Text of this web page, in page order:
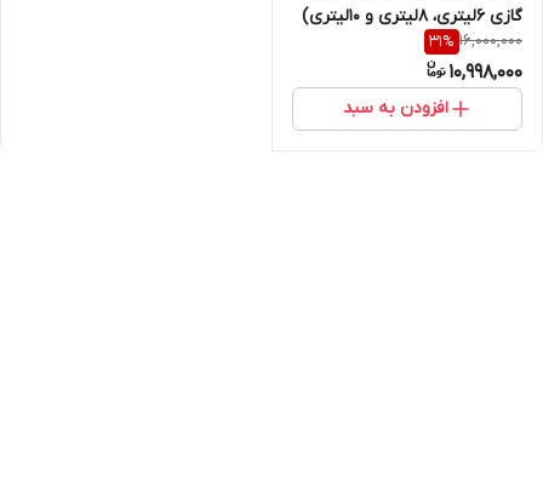
گازی ۶لیتری، ۸لیتری و ۱۰لیتری)
16,000,000
31%
10,998,000
افزودن به سبد